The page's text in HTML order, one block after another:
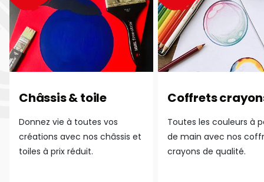
Châssis & toile
Donnez vie à toutes vos
créations avec nos châssis et
toiles à prix réduit.
Coffrets
Toutes les couleurs à
de main avec nos
crayons de qualité.